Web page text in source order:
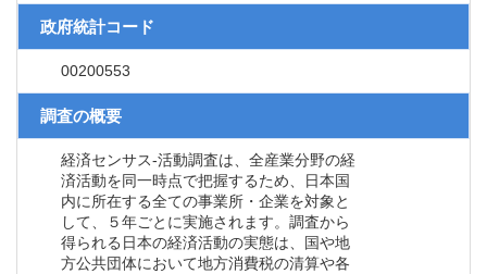
政府統計コード
00200553
調査の概要
経済センサス‐活動調査は、全産業分野の経
済活動を同一時点で把握するため、日本国
内に所在する全ての事業所・企業を対象と
して、５年ごとに実施されます。調査から
得られる日本の経済活動の実態は、国や地
方公共団体において地方消費税の清算や各